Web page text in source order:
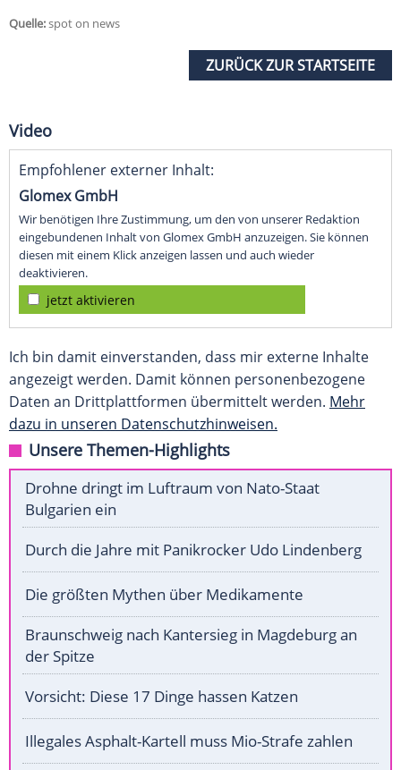
Quelle:spot on news
ZURÜCK ZUR STARTSEITE
Video
Empfohlener externer Inhalt:
Glomex GmbH
Wir benötigen Ihre Zustimmung, um den von unserer Redaktion
eingebundenen Inhalt von Glomex GmbH anzuzeigen. Sie können
diesen mit einem Klick anzeigen lassen und auch wieder
deaktivieren.
jetzt aktivieren
Ich bin damit einverstanden, dass mir externe Inhalte
angezeigt werden. Damit können personenbezogene
Daten an Drittplattformen übermittelt werden. Mehr
dazu in unseren Datenschutzhinweisen.
Unsere Themen-Highlights
Drohne dringt im Luftraum von Nato-Staat
Bulgarien ein
Durch die Jahre mit Panikrocker Udo Lindenberg
Die größten Mythen über Medikamente
Braunschweig nach Kantersieg in Magdeburg an
der Spitze
Vorsicht: Diese 17 Dinge hassen Katzen
Illegales Asphalt-Kartell muss Mio-Strafe zahlen